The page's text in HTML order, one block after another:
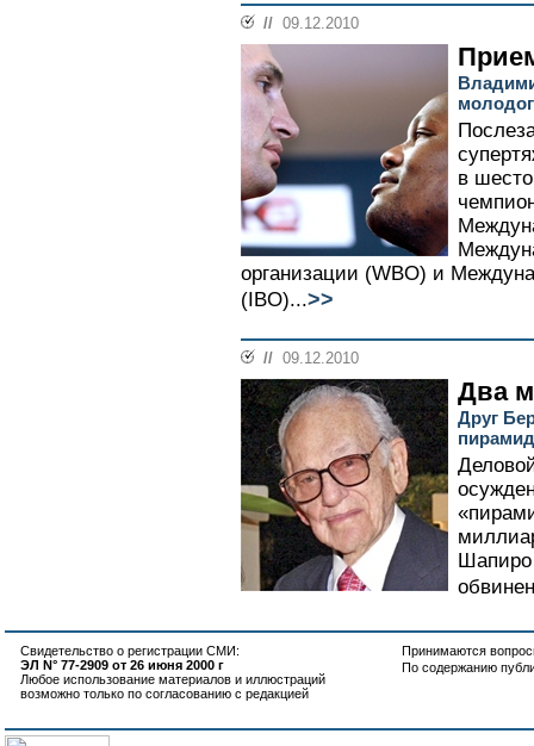
// 09.12.2010
в
организации (WBO) и
(IBO)...>>
// 09.12.2010
Два
Друг
Шапиро
Свидетельство о регистрации СМИ:
ЭЛ N° 77-2909 от 26 июня 2000 г
Любое использование материалов и иллюстраций
возможно только по согласованию с редакцией
Принимаются
По содержанию